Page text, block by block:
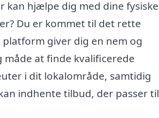
kan hjælpe dig med dine fysiske
Du er kommet til det rette
platform giver dig en nem og
måde at finde kvalificerede
i dit lokalområde, samtidig
indhente tilbud, der passer til